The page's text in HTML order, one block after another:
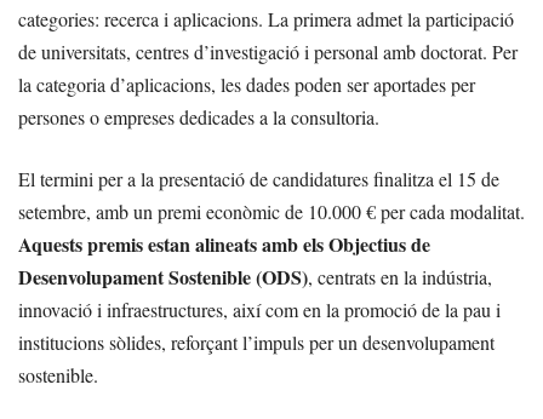
categories: recerca i aplicacions. La primera admet la participació
de universitats, centres d’investigació i personal amb doctorat. Per
la categoria d’aplicacions, les dades poden ser aportades per
persones o empreses dedicades a la consultoria.
El termini per a la presentació de candidatures finalitza el 15 de
setembre, amb un premi econòmic de 10.000 € per cada modalitat.
Aquests premis estan alineats amb els Objectius de
Desenvolupament Sostenible (ODS), centrats en la indústria,
innovació i infraestructures, així com en la promoció de la pau i
institucions sòlides, reforçant l’impuls per un desenvolupament
sostenible.